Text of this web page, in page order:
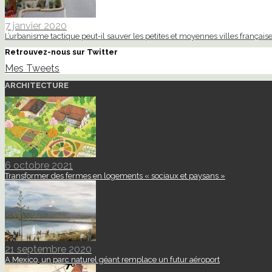
7 janvier 2020
L’urbanisme tactique peut-il sauver les petites et moyennes villes
Retrouvez-nous sur Twitter
Mes Tweets
ARCHITECTURE
6 octobre 2021
Transformer des fermes en logements « sociaux et paysans »
21 septembre 2020
A Mexico, un parc naturel géant remplace un futur aéroport